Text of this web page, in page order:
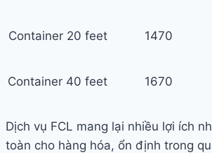
Container 20 feet 1470
Container 40 feet 1670
Dịch vụ FCL mang lại nhiều lợi ích
toàn cho hàng hóa, ổn định trong